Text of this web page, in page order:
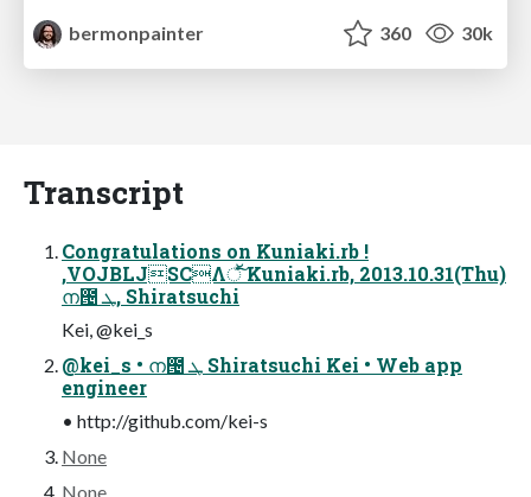
bermonpainter
360 30k
Transcript
Congratulations on Kuniaki.rb !
,VOJBLJSCΛॕͯ͠ Kuniaki.rb, 2013.10.31(Thu)
ന౔ ܛ, Shiratsuchi
Kei, @kei_s
@kei_s • ന౔ ܛ Shiratsuchi Kei • Web app
engineer
• http://github.com/kei-s
None
None